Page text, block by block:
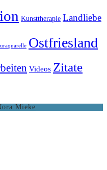
Kunsttherapie Landliebe
Ostfriesland
Videos Zitate
Mieke